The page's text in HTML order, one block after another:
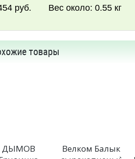
руб. Вес около: 0.55 кг
товары
ДЫМОВ
Велком Балык